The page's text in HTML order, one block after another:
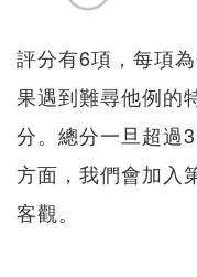
評分有6項，每項
果遇到難尋他例的
分。總分一旦超過
方面，我們會加入
客觀。